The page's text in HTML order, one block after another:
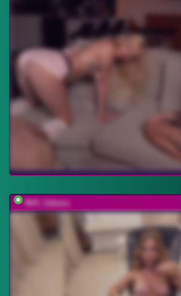
Milf_Zabava